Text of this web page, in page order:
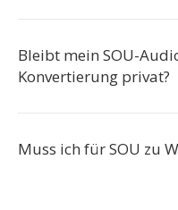
Bleibt mein SOU-
Konvertierung privat?
Muss ich für SOU zu